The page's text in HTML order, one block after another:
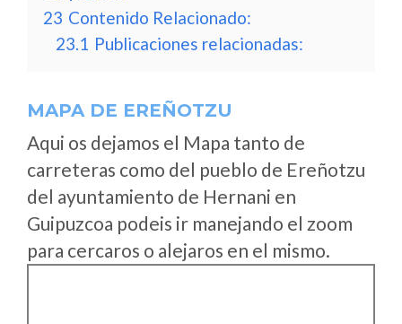
23 Contenido Relacionado:
23.1 Publicaciones relacionadas:
MAPA DE EREÑOTZU
Aqui os dejamos el Mapa tanto de
carreteras como del pueblo de Ereñotzu
del ayuntamiento de Hernani en
Guipuzcoa podeis ir manejando el zoom
para cercaros o alejaros en el mismo.